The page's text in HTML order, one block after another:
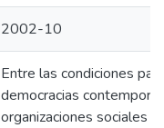
2002-10
Entre las condiciones
democracias
organizaciones sociales